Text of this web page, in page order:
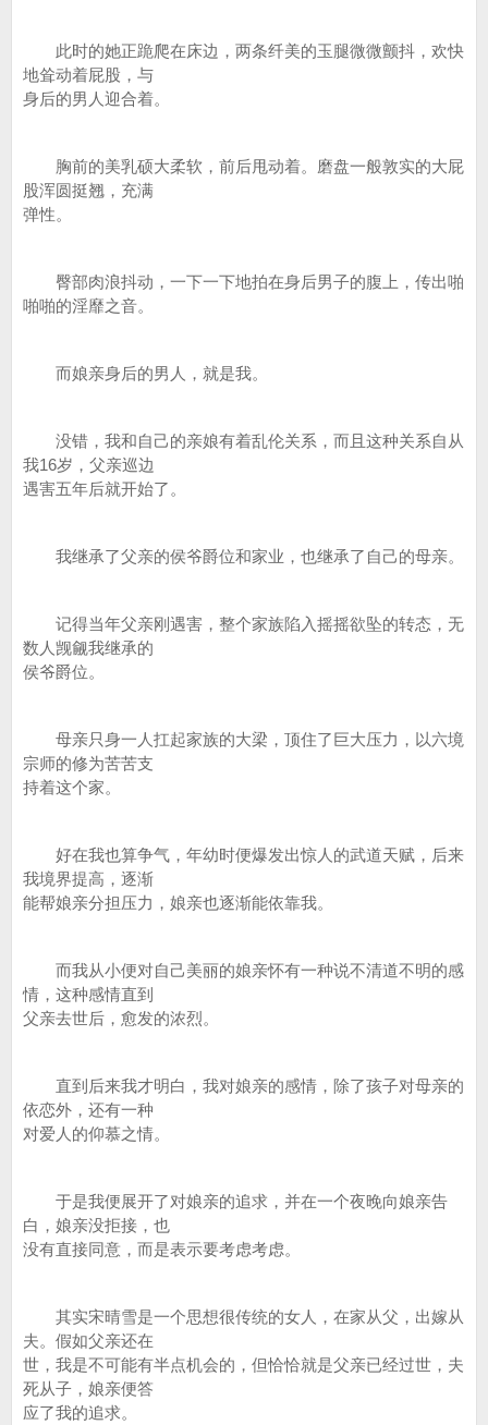
此时的她正跪爬在床边，两条纤美的玉腿微微颤抖，欢快
地耸动着屁股，与
身后的男人迎合着。
胸前的美乳硕大柔软，前后甩动着。磨盘一般敦实的大屁
股浑圆挺翘，充满
弹性。
臀部肉浪抖动，一下一下地拍在身后男子的腹上，传出啪
啪啪的淫靡之音。
而娘亲身后的男人，就是我。
没错，我和自己的亲娘有着乱伦关系，而且这种关系自从
我16岁，父亲巡边
遇害五年后就开始了。
我继承了父亲的侯爷爵位和家业，也继承了自己的母亲。
记得当年父亲刚遇害，整个家族陷入摇摇欲坠的转态，无
数人觊觎我继承的
侯爷爵位。
母亲只身一人扛起家族的大梁，顶住了巨大压力，以六境
宗师的修为苦苦支
持着这个家。
好在我也算争气，年幼时便爆发出惊人的武道天赋，后来
我境界提高，逐渐
能帮娘亲分担压力，娘亲也逐渐能依靠我。
而我从小便对自己美丽的娘亲怀有一种说不清道不明的感
情，这种感情直到
父亲去世后，愈发的浓烈。
直到后来我才明白，我对娘亲的感情，除了孩子对母亲的
依恋外，还有一种
对爱人的仰慕之情。
于是我便展开了对娘亲的追求，并在一个夜晚向娘亲告
白，娘亲没拒接，也
没有直接同意，而是表示要考虑考虑。
其实宋晴雪是一个思想很传统的女人，在家从父，出嫁从
夫。假如父亲还在
世，我是不可能有半点机会的，但恰恰就是父亲已经过世，夫
死从子，娘亲便答
应了我的追求。